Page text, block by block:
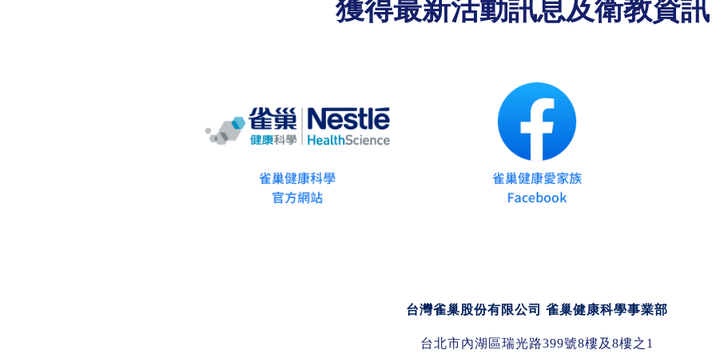
獲得最新活動訊息及衛教資訊
台灣雀巢股份有限公司 雀巢健康科學事業部
台北市內湖區瑞光路399號8樓及8樓之1